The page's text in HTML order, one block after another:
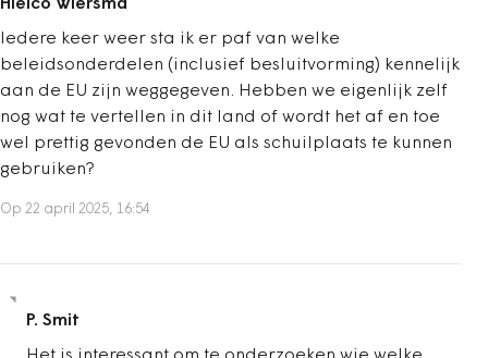
Hielco Wiersma
Iedere keer weer sta ik er paf van welke
beleidsonderdelen (inclusief besluitvorming) kennelijk
aan de EU zijn weggegeven. Hebben we eigenlijk zelf
nog wat te vertellen in dit land of wordt het af en toe
wel prettig gevonden de EU als schuilplaats te kunnen
gebruiken?
Op 22 april 2025, 16:54
P. Smit